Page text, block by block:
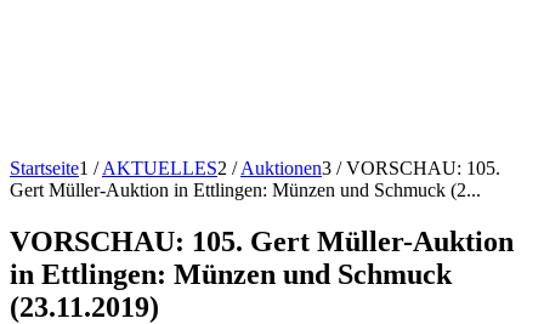
Startseite1 / AKTUELLES2 / Auktionen3 / VORSCHAU: 105.
Gert Müller-Auktion in Ettlingen: Münzen und Schmuck (2...
VORSCHAU: 105. Gert Müller-Auktion
in Ettlingen: Münzen und Schmuck
(23.11.2019)